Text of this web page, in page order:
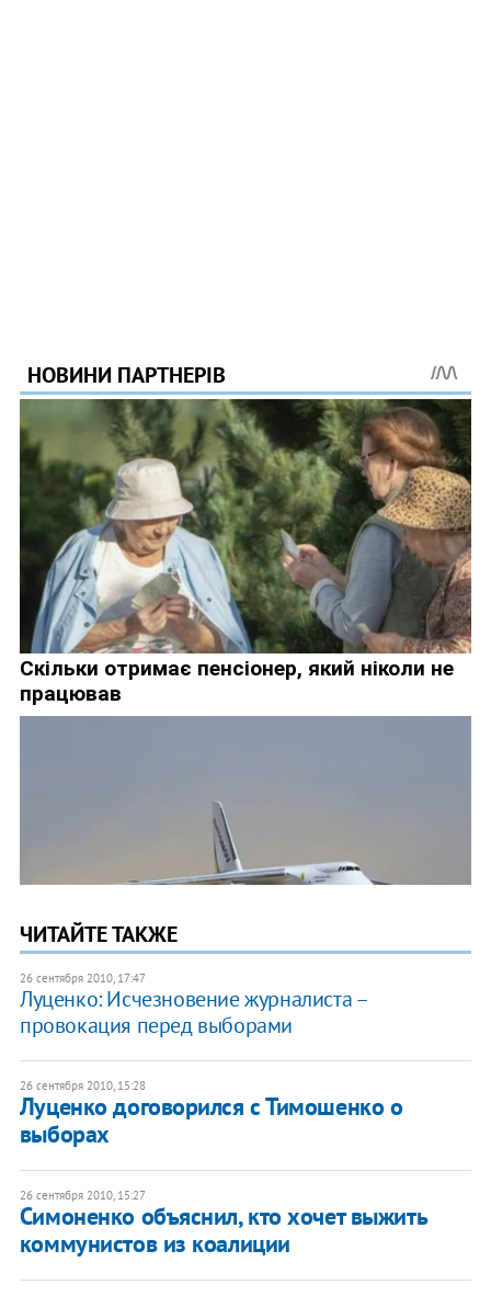
ЧИТАЙТЕ ТАКЖЕ
26 сентября 2010, 17:47
Луценко: Исчезновение журналиста –
провокация перед выборами
26 сентября 2010, 15:28
Луценко договорился с Тимошенко о
выборах
26 сентября 2010, 15:27
Симоненко объяснил, кто хочет выжить
коммунистов из коалиции